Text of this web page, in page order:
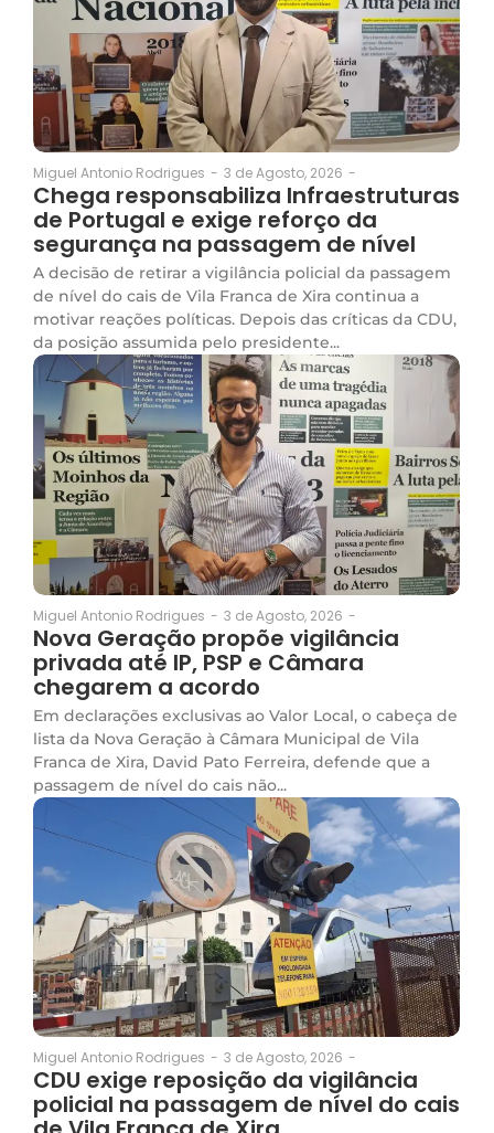
Miguel Antonio Rodrigues - 3 de Agosto, 2026 -
Chega responsabiliza Infraestruturas
de Portugal e exige reforço da
segurança na passagem de nível
A decisão de retirar a vigilância policial da passagem
de nível do cais de Vila Franca de Xira continua a
motivar reações políticas. Depois das críticas da CDU,
da posição assumida pelo presidente...
Miguel Antonio Rodrigues - 3 de Agosto, 2026 -
Nova Geração propõe vigilância
privada até IP, PSP e Câmara
chegarem a acordo
Em declarações exclusivas ao Valor Local, o cabeça de
lista da Nova Geração à Câmara Municipal de Vila
Franca de Xira, David Pato Ferreira, defende que a
passagem de nível do cais não...
Miguel Antonio Rodrigues - 3 de Agosto, 2026 -
CDU exige reposição da vigilância
policial na passagem de nível do cais